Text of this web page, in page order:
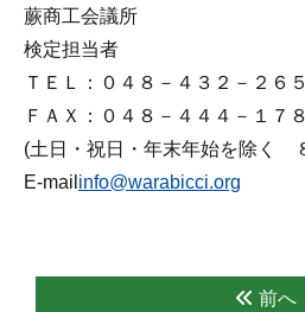
蕨商工会議所
検定担当者
ＴＥＬ：０４８－４３２－２６
ＦＡＸ：０４８－４４４－１７
(土日・祝日・年末年始を除く
E-mail info@warabicci.org
前へ